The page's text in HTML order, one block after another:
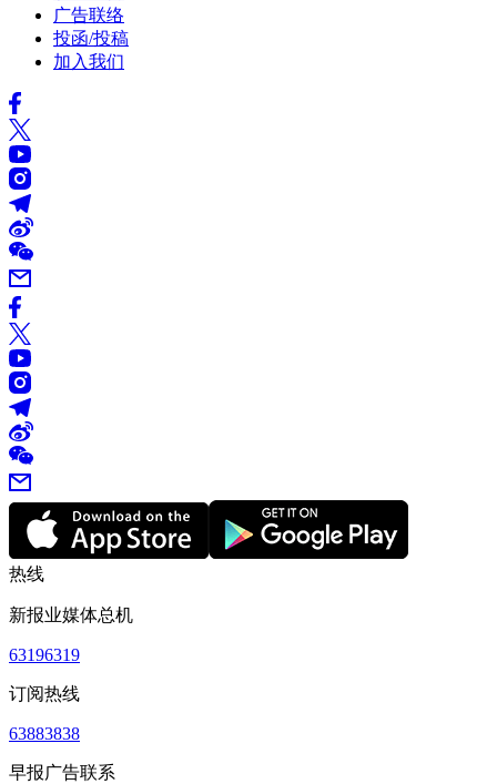
广告联络
投函/投稿
加入我们
热线
新报业媒体总机
63196319
订阅热线
63883838
早报广告联系